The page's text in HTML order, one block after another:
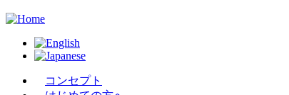
Skip
to
content
コンセプト